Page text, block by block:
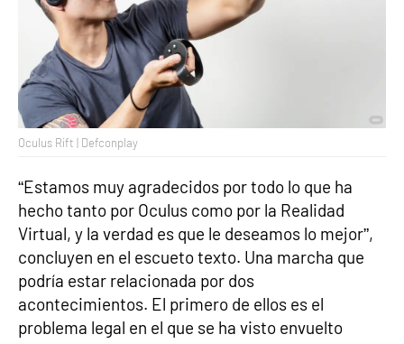
Oculus Rift | Defconplay
“Estamos muy agradecidos por todo lo que ha
hecho tanto por Oculus como por la Realidad
Virtual, y la verdad es que le deseamos lo mejor”,
concluyen en el escueto texto. Una marcha que
podría estar relacionada por dos
acontecimientos. El primero de ellos es el
problema legal en el que se ha visto envuelto